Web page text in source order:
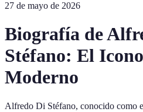
27 de mayo de 2026
Biografía de
Stéfano: El
Moderno
Alfredo Di Stéfano, conocido como